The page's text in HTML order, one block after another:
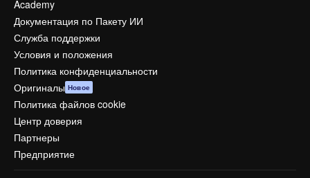
Academy
Документация по Пакету ИИ
Служба поддержки
Условия и положения
Политика конфиденциальности
Оригиналы Новое
Политика файлов cookie
Центр доверия
Партнеры
Предприятие